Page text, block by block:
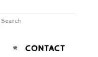
CONTACT